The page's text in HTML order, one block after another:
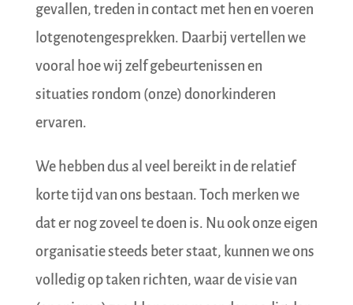
gevallen, treden in contact met hen en voeren
lotgenotengesprekken. Daarbij vertellen we
vooral hoe wij zelf gebeurtenissen en
situaties rondom (onze) donorkinderen
ervaren.
We hebben dus al veel bereikt in de relatief
korte tijd van ons bestaan. Toch merken we
dat er nog zoveel te doen is. Nu ook onze eigen
organisatie steeds beter staat, kunnen we ons
volledig op taken richten, waar de visie van